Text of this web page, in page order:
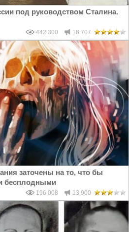
под руководством Сталина.
442 300 18 707
заточены на то, что бы
бесплодными
196 008 13 900